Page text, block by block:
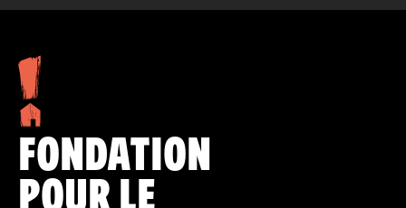
FONDATION
POUR LE